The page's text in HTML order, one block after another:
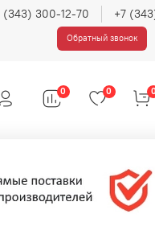
(343) 300-12-70 +7
Обратный звонок
0 0 0